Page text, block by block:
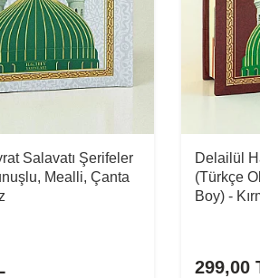
Salavatı Şerifeler
Mealli, Çanta
Delailül
(Türkçe
Boy) -
299,00